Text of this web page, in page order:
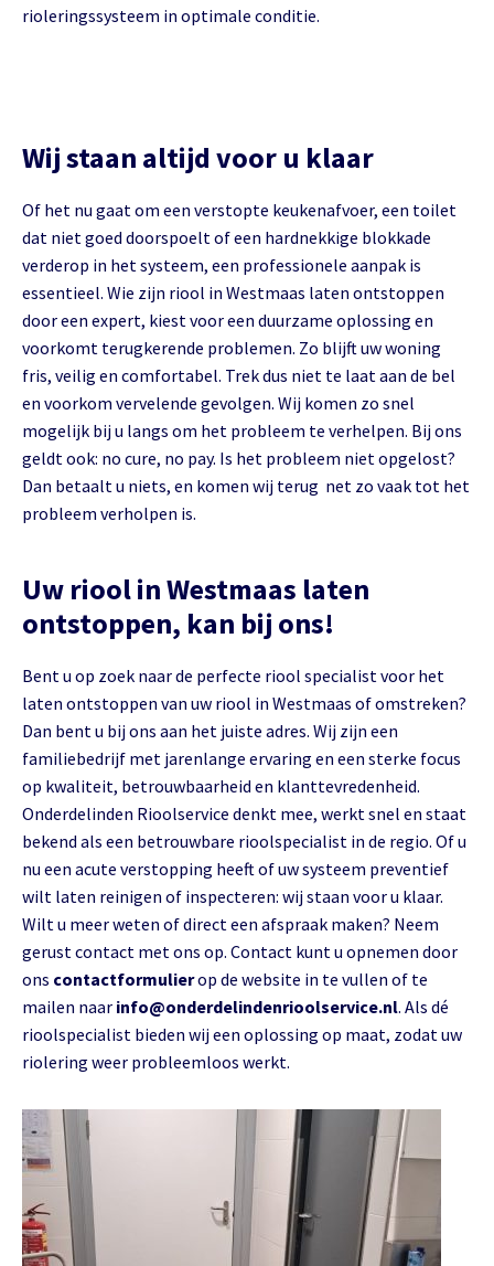
rioleringssysteem in optimale conditie.
Wij staan altijd voor u klaar
Of het nu gaat om een verstopte keukenafvoer, een toilet
dat niet goed doorspoelt of een hardnekkige blokkade
verderop in het systeem, een professionele aanpak is
essentieel. Wie zijn riool in Westmaas laten ontstoppen
door een expert, kiest voor een duurzame oplossing en
voorkomt terugkerende problemen. Zo blijft uw woning
fris, veilig en comfortabel. Trek dus niet te laat aan de bel
en voorkom vervelende gevolgen. Wij komen zo snel
mogelijk bij u langs om het probleem te verhelpen. Bij ons
geldt ook: no cure, no pay. Is het probleem niet opgelost?
Dan betaalt u niets, en komen wij terug net zo vaak tot het
probleem verholpen is.
Uw riool in Westmaas laten
ontstoppen, kan bij ons!
Bent u op zoek naar de perfecte riool specialist voor het
laten ontstoppen van uw riool in Westmaas of omstreken?
Dan bent u bij ons aan het juiste adres. Wij zijn een
familiebedrijf met jarenlange ervaring en een sterke focus
op kwaliteit, betrouwbaarheid en klanttevredenheid.
Onderdelinden Rioolservice denkt mee, werkt snel en staat
bekend als een betrouwbare rioolspecialist in de regio. Of u
nu een acute verstopping heeft of uw systeem preventief
wilt laten reinigen of inspecteren: wij staan voor u klaar.
Wilt u meer weten of direct een afspraak maken? Neem
gerust contact met ons op. Contact kunt u opnemen door
ons contactformulierop de website in te vullen of te
mailen naar info@onderdelindenrioolservice.nl. Als dé
rioolspecialist bieden wij een oplossing op maat, zodat uw
riolering weer probleemloos werkt.